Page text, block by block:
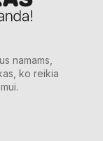
namams,
ko reikia